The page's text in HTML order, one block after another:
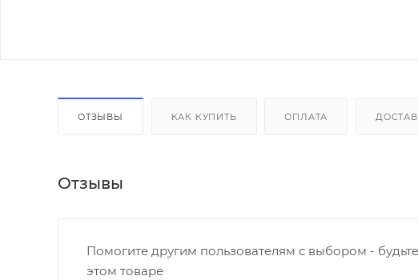
ОТЗЫВЫ КАК КУПИТЬ ОПЛАТА
Отзывы
Помогите другим пользователям с выбором -
этом товаре